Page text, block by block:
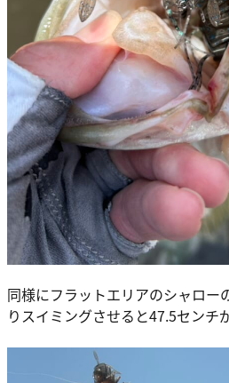
同様にフラットエリアのシャロー
りスイミングさせると47.5センチ